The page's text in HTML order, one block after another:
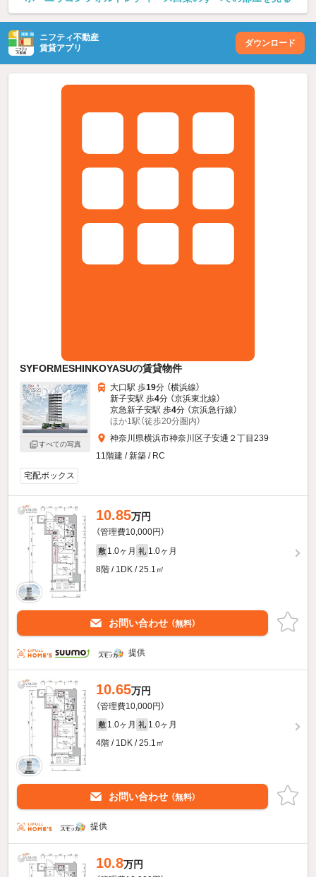
ニフティ不動産
賃貸アプリ
ダウンロード
SYFORMESHINKOYASUの賃貸物件
すべての写真
大口駅 歩19分 （横浜線）
新子安駅 歩4分 （京浜東北線）
京急新子安駅 歩4分 （京浜急行線）
ほか1駅（徒歩20分圏内）
神奈川県横浜市神奈川区子安通２丁目239
11階建 / 新築 / RC
宅配ボックス
10.85万円
（管理費10,000円）
敷 1.0ヶ月 礼 1.0ヶ月
8階 / 1DK / 25.1㎡
お問い合わせ （無料）
提供
10.65万円
（管理費10,000円）
敷 1.0ヶ月 礼 1.0ヶ月
4階 / 1DK / 25.1㎡
お問い合わせ （無料）
提供
10.8万円